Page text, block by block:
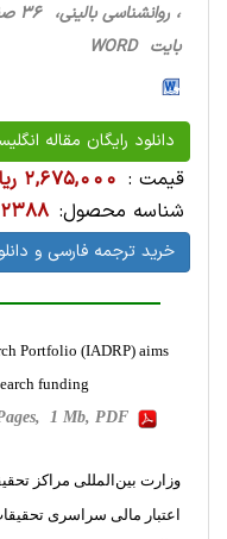
بایت WORD
دانلود رایگان مقاله
قیمت : 2,675,000 ریال
شناسه محصول:
خرید ترجمه فارسی و
Portfolio (IADRP) aims
funding
1 Mb, PDF
اعتبار مالی سراسری